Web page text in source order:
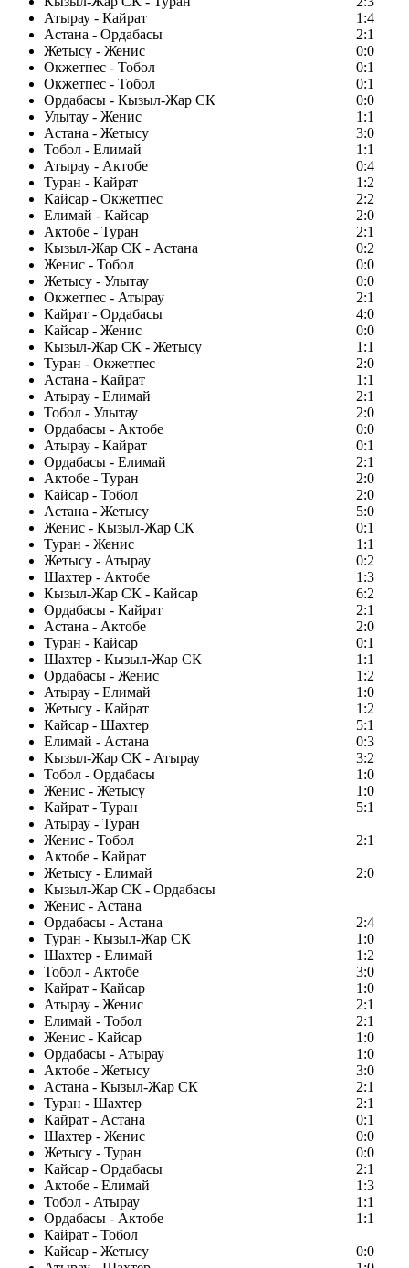
Атырау - Кайрат
1:4
Астана - Ордабасы
2:1
Жетысу - Женис
0:0
Окжетпес - Тобол
0:1
Окжетпес - Тобол
0:1
Ордабасы - Кызыл-Жар СК
0:0
Улытау - Женис
1:1
Астана - Жетысу
3:0
Тобол - Елимай
1:1
Атырау - Актобе
0:4
Туран - Кайрат
1:2
Кайсар - Окжетпес
2:2
Елимай - Кайсар
2:0
Актобе - Туран
2:1
Кызыл-Жар СК - Астана
0:2
Женис - Тобол
0:0
Жетысу - Улытау
0:0
Окжетпес - Атырау
2:1
Кайрат - Ордабасы
4:0
Кайсар - Женис
0:0
Кызыл-Жар СК - Жетысу
1:1
Туран - Окжетпес
2:0
Астана - Кайрат
1:1
Атырау - Елимай
2:1
Тобол - Улытау
2:0
Ордабасы - Актобе
0:0
Атырау - Кайрат
0:1
Ордабасы - Елимай
2:1
Актобе - Туран
2:0
Кайсар - Тобол
2:0
Астана - Жетысу
5:0
Женис - Кызыл-Жар СК
0:1
Туран - Женис
1:1
Жетысу - Атырау
0:2
Шахтер - Актобе
1:3
Кызыл-Жар СК - Кайсар
6:2
Ордабасы - Кайрат
2:1
Астана - Актобе
2:0
Туран - Кайсар
0:1
Шахтер - Кызыл-Жар СК
1:1
Ордабасы - Женис
1:2
Атырау - Елимай
1:0
Жетысу - Кайрат
1:2
Кайсар - Шахтер
5:1
Елимай - Астана
0:3
Кызыл-Жар СК - Атырау
3:2
Тобол - Ордабасы
1:0
Женис - Жетысу
1:0
Кайрат - Туран
5:1
Атырау - Туран
Женис - Тобол
2:1
Актобе - Кайрат
Жетысу - Елимай
2:0
Кызыл-Жар СК - Ордабасы
Женис - Астана
Ордабасы - Астана
2:4
Туран - Кызыл-Жар СК
1:0
Шахтер - Елимай
1:2
Тобол - Актобе
3:0
Кайрат - Кайсар
1:0
Атырау - Женис
2:1
Елимай - Тобол
2:1
Женис - Кайсар
1:0
Ордабасы - Атырау
1:0
Актобе - Жетысу
3:0
Астана - Кызыл-Жар СК
2:1
Туран - Шахтер
2:1
Кайрат - Астана
0:1
Шахтер - Женис
0:0
Жетысу - Туран
0:0
Кайсар - Ордабасы
2:1
Актобе - Елимай
1:3
Тобол - Атырау
1:1
Ордабасы - Актобе
1:1
Кайрат - Тобол
Кайсар - Жетысу
0:0